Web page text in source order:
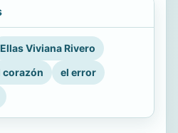
Ellas Viviana Rivero
corazón
el error